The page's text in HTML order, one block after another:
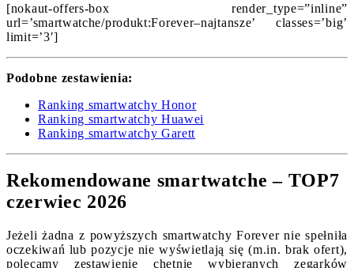
[nokaut-offers-box render_type=”inline”
url=’smartwatche/produkt:Forever–najtansze’ classes=’big’
limit=’3′]
Podobne zestawienia:
Ranking smartwatchy Honor
Ranking smartwatchy Huawei
Ranking smartwatchy Garett
Rekomendowane smartwatche – TOP7
czerwiec 2026
Jeżeli żadna z powyższych smartwatchy Forever nie spełniła
oczekiwań lub pozycje nie wyświetlają się (m.in. brak ofert),
polecamy zestawienie chętnie wybieranych zegarków